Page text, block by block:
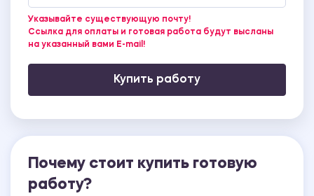
Указывайте существующую почту!
Ссылка для оплаты и готовая работа будут высланы
на указанный вами E-mail!
Купить работу
Почему стоит купить готовую
работу?